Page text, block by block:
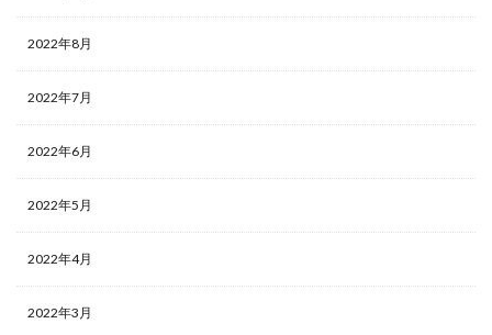
2022年8月
2022年7月
2022年6月
2022年5月
2022年4月
2022年3月